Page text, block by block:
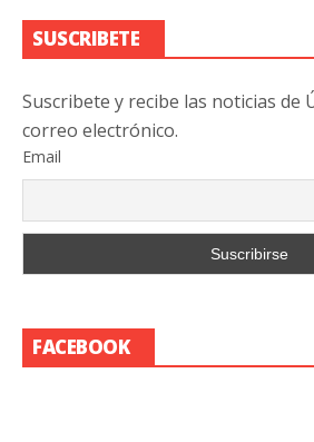
SUSCRIBETE
Suscribete y recibe las noticias de
correo electrónico.
Email
FACEBOOK